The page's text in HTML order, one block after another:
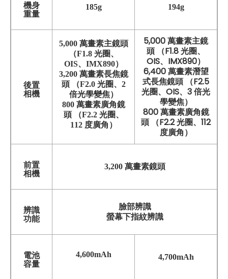
機身
重量
185g 194g
後置
相機
5,000 萬畫素主鏡頭
（F1.8 光圈、
OIS、IMX890）
3,200 萬畫素長焦鏡
頭 （F2.0 光圈、2
倍光學變焦）
800 萬畫素廣角鏡
頭 （F2.2 光圈、
112 度廣角）
5,000 萬畫素主鏡
頭 （F1.8 光圈、
OIS、IMX890）
6,400 萬畫素潛望
式長焦鏡頭 （F2.5
光圈、OIS、3 倍光
學變焦）
800 萬畫素廣角鏡
頭 （F2.2 光圈、112
度廣角）
前置
相機
3,200 萬畫素鏡頭
辨識
功能
臉部辨識
螢幕下指紋辨識
電池
容量
4,600mAh 4,700mAh